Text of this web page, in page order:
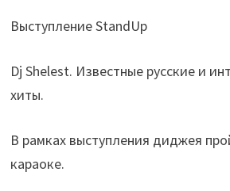
Выступление StandUp
Dj Shelest. Известные русские и
хиты.
В рамках выступления диджея
караоке.